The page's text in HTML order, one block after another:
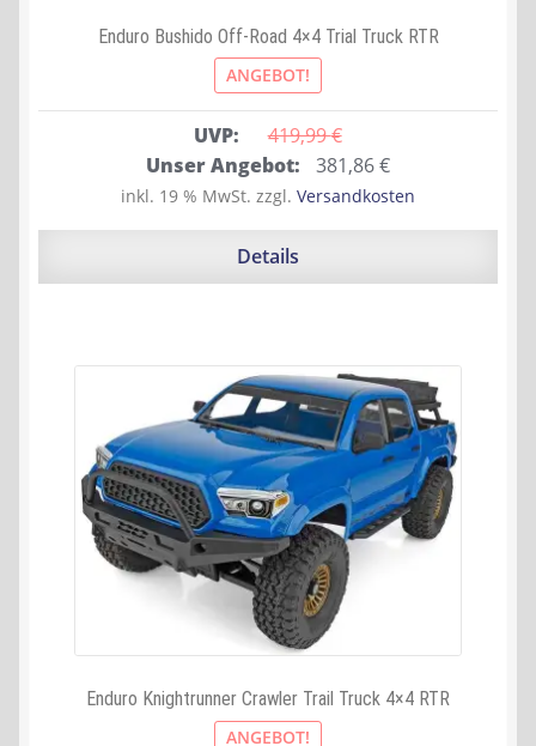
Enduro Bushido Off-Road 4×4 Trial Truck RTR
ANGEBOT!
UVP: 419,99 €
Ursprünglicher
Preis
war:
Unser Angebot: 381,86€Aktueller
Preis
ist:
inkl. 19 % MwSt. zzgl. Versandkosten
Details
Enduro Knightrunner Crawler Trail Truck 4×4 RTR
ANGEBOT!